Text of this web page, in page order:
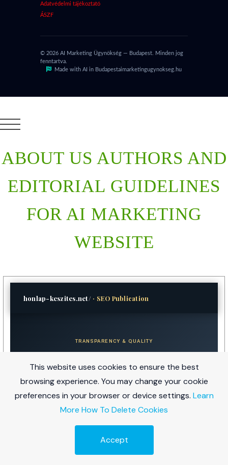
Adatvédelmi tájékoztató
ÁSZF
© 2026 AI Marketing Ügynökség — Budapest. Minden jog
fenntartva.
Made with AI in Budapestaimarketingugynokseg.hu
ABOUT US AUTHORS AND
EDITORIAL GUIDELINES
FOR AI MARKETING
WEBSITE
honlap-keszites.net/ · SEO Publication
TRANSPARENCY & QUALITY
About Us, Our Authors &
Editorial Guidelines
Understand how we work, who writes our content, and the
principles that guide every publication we produce.
Editorial Guidelines
This website uses cookies to ensure the best
browsing experience. You may change your cookie
preferences in your browser or device settings. Learn
More How To Delete Cookies
Accept